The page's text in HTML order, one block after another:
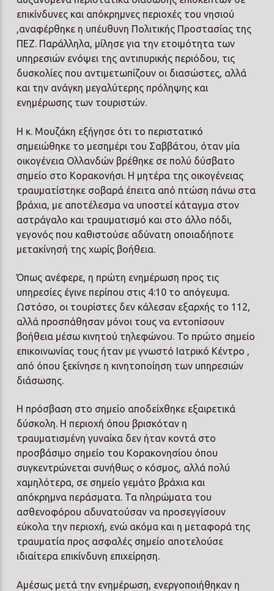
επικίνδυνες και απόκρημνες περιοχές του νησιού
,αναφέρθηκε η υπέυθυνη Πολιτικής Προστασίας της
ΠΕΖ. Παράλληλα, μίλησε για την ετοιμότητα των
υπηρεσιών ενόψει της αντιπυρικής περιόδου, τις
δυσκολίες που αντιμετωπίζουν οι διασώστες, αλλά
και την ανάγκη μεγαλύτερης πρόληψης και
ενημέρωσης των τουριστών.
Η κ. Μουζάκη εξήγησε ότι το περιστατικό
σημειώθηκε το μεσημέρι του Σαββάτου, όταν μία
οικογένεια Ολλανδών βρέθηκε σε πολύ δύσβατο
σημείο στο Κορακονήσι. Η μητέρα της οικογένειας
τραυματίστηκε σοβαρά έπειτα από πτώση πάνω στα
βράχια, με αποτέλεσμα να υποστεί κάταγμα στον
αστράγαλο και τραυματισμό και στο άλλο πόδι,
γεγονός που καθιστούσε αδύνατη οποιαδήποτε
μετακίνησή της χωρίς βοήθεια.
Όπως ανέφερε, η πρώτη ενημέρωση προς τις
υπηρεσίες έγινε περίπου στις 4:10 το απόγευμα.
Ωστόσο, οι τουρίστες δεν κάλεσαν εξαρχής το 112,
αλλά προσπάθησαν μόνοι τους να εντοπίσουν
βοήθεια μέσω κινητού τηλεφώνου. Το πρώτο σημείο
επικοινωνίας τους ήταν με γνωστό Ιατρικό Κέντρο ,
από όπου ξεκίνησε η κινητοποίηση των υπηρεσιών
διάσωσης.
Η πρόσβαση στο σημείο αποδείχθηκε εξαιρετικά
δύσκολη. Η περιοχή όπου βρισκόταν η
τραυματισμένη γυναίκα δεν ήταν κοντά στο
προσβάσιμο σημείο του Κορακονησίου όπου
συγκεντρώνεται συνήθως ο κόσμος, αλλά πολύ
χαμηλότερα, σε σημείο γεμάτο βράχια και
απόκρημνα περάσματα. Τα πληρώματα του
ασθενοφόρου αδυνατούσαν να προσεγγίσουν
εύκολα την περιοχή, ενώ ακόμα και η μεταφορά της
τραυματία προς ασφαλές σημείο αποτελούσε
ιδιαίτερα επικίνδυνη επιχείρηση.
Αμέσως μετά την ενημέρωση, ενεργοποιήθηκαν η